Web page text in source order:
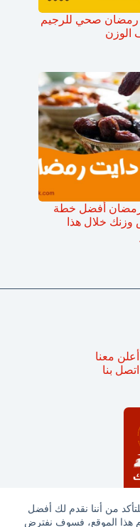
من أننا نقدم لك أفضل
هذا الموقع، فسوف نفترض
صحي للرجيم
الوزن
أفضل خطة
وزنك خلال هذا
أعلن معنا
اتصل بنا